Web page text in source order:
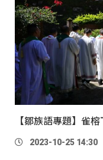
【鄒族語專題】雀
2023-10-25 14:30